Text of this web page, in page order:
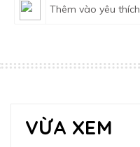
Thêm vào yêu thích
VỪA XEM